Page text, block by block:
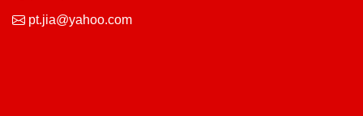
pt.jia@yahoo.com